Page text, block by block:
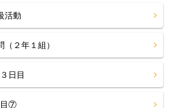
活動
２年１組）
日目
目⑦